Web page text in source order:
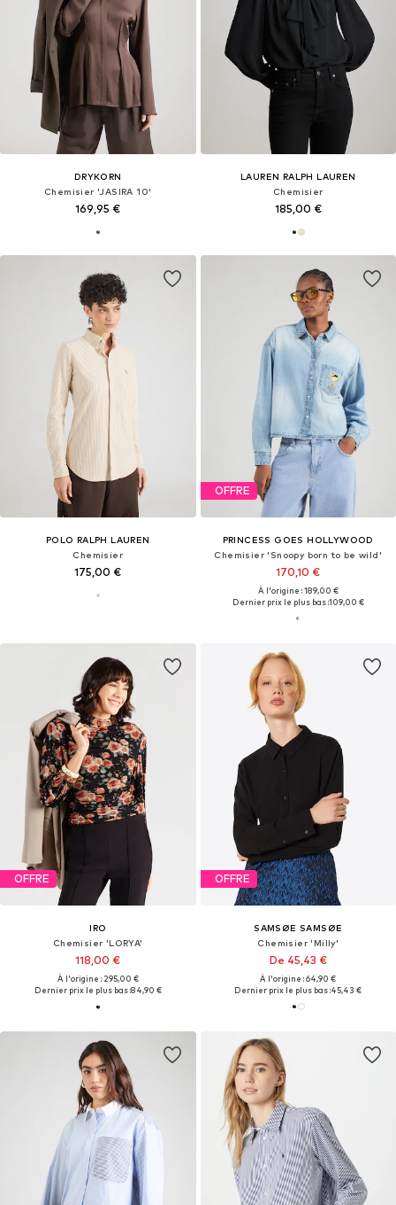
DRYKORN
Chemisier 'JASIRA 10'
169,95 €
LAUREN RALPH LAUREN
Chemisier
185,00 €
POLO RALPH LAUREN
Chemisier
175,00 €
OFFRE
PRINCESS GOES HOLLYWOOD
Chemisier 'Snoopy born to be wild'
170,10 €
À l'origine : 189,00 €
Dernier prix le plus bas :109,00 €
OFFRE
IRO
Chemisier 'LORYA'
118,00 €
À l'origine : 295,00 €
Dernier prix le plus bas :84,90 €
OFFRE
SAMSØE SAMSØE
Chemisier 'Milly'
De 45,43 €
À l'origine : 64,90 €
Dernier prix le plus bas :45,43 €